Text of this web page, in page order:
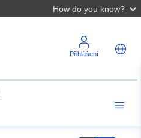
How do you know?
Přihlášení